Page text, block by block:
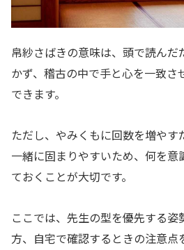
帛紗さばきの意味は、頭で読ん
かず、稽古の中で手と心を一致
できます。
ただし、やみくもに回数を増やす
一緒に固まりやすいため、何を意
ておくことが大切です。
ここでは、先生の型を優先する
方、自宅で確認するときの注意点